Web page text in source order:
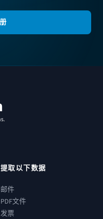
提取以下数据
邮件
PDF文件
发票